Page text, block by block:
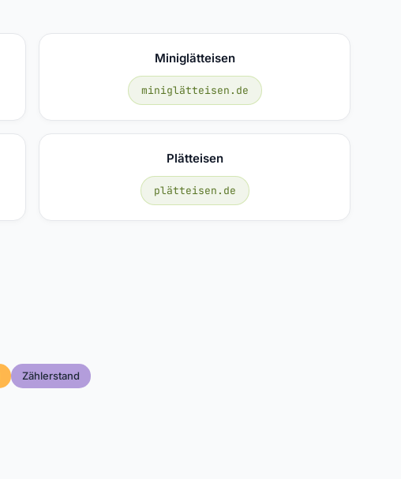
Miniglätteisen
miniglätteisen.de
Plätteisen
plätteisen.de
Zählerstand